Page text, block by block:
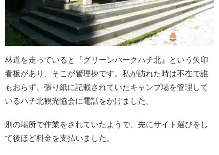
林道を走っていると『グリーンパークハチ北』という矢印
看板があり、そこが管理棟です。私が訪れた時は不在で誰
もおらず、張り紙に記載されていたキャンプ場を管理して
いるハチ北観光協会に電話をかけました。
別の場所で作業をされていたようで、先にサイト選びをし
て後ほど料金を支払いました。